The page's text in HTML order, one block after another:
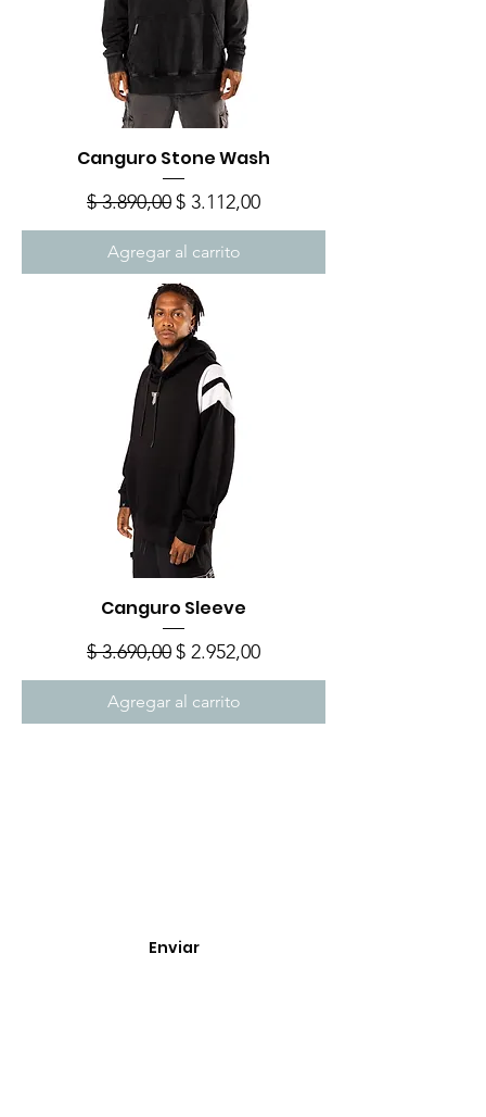
Canguro Stone Wash
Precio
$ 3.890,00Precio de oferta
$ 3.112,00
Agregar al carrito
Canguro Sleeve
Precio
$ 3.690,00Precio de oferta
$ 2.952,00
Agregar al carrito
Enviar